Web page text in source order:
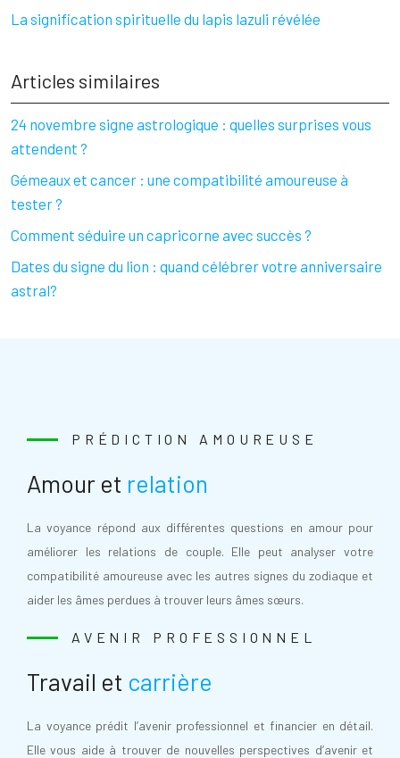
La signification spirituelle du lapis lazuli révélée
Articles similaires
24 novembre signe astrologique : quelles surprises vous
attendent ?
Gémeaux et cancer : une compatibilité amoureuse à
tester ?
Comment séduire un capricorne avec succès ?
Dates du signe du lion : quand célébrer votre anniversaire
astral?
PRÉDICTION AMOUREUSE
Amour et relation
La voyance répond aux différentes questions en amour pour
améliorer les relations de couple. Elle peut analyser votre
compatibilité amoureuse avec les autres signes du zodiaque et
aider les âmes perdues à trouver leurs âmes sœurs.
AVENIR PROFESSIONNEL
Travail et carrière
La voyance prédit l’avenir professionnel et financier en détail.
Elle vous aide à trouver de nouvelles perspectives d’avenir et